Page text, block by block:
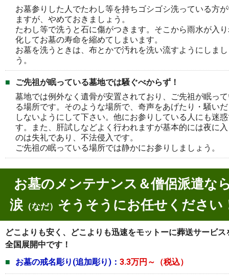
お墓参りした人でたわし等を持ちゴシゴシ洗っている方
ますが、やめておきましょう。
たわし等で洗うと石に傷がつきます。そこから雨水が入
化してお墓の寿命を縮めてしまいます。
お墓を洗うときは、布とかで汚れを洗い流すようにしま
う。
ご先祖が眠っている墓地では騒ぐべからず！
墓地では例外なく遺骨が安置されており、ご先祖が眠っ
る場所です。そのような場所で、奇声をあげたり・騒い
しないようにして下さい。他にお参りしている人にも迷
す。また、肝試しなどよく行われますが基本的には夜に
のは失礼であり、不法侵入です。
ご先祖の眠っている場所では静かにお参りしましょう。
お墓のメンテナンス＆僧侶派遣な
涙（なだ） そうそうにお任せください
どこよりも安く、どこよりも迅速をモットーに葬送サービス
全国展開中です！
お墓の戒名彫り(追加彫り)： 3.3万円～（税込）